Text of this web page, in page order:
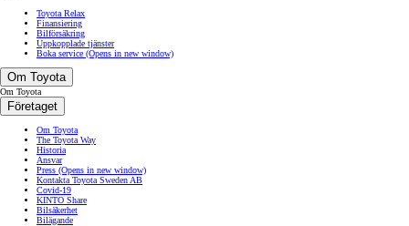
Toyota Relax
Finansiering
Bilförsäkring
Uppkopplade tjänster
Boka service (Opens in new window)
Om Toyota
Om Toyota
Företaget
Om Toyota
The Toyota Way
Historia
Ansvar
Press (Opens in new window)
Kontakta Toyota Sweden AB
Covid-19
KINTO Share
Bilsäkerhet
Bilägande